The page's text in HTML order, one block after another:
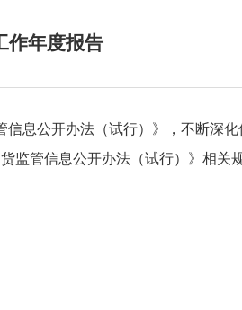
作年度报告
信息公开办法（试行）》
，不断深
监管信息公开办法（试行）》相关